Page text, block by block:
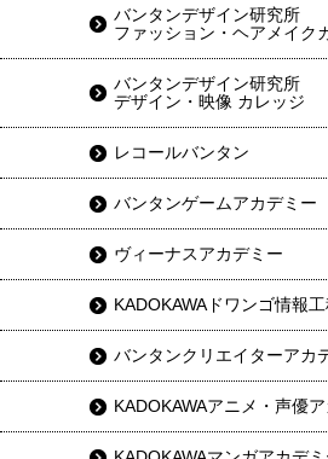
バンタンデザイン研究所
ファッション・ヘアメイク
バンタンデザイン研究所
デザイン・映像 カレッジ
レコールバンタン
バンタンゲームアカデミー
ヴィーナスアカデミー
KADOKAWAドワンゴ情報
バンタンクリエイターアカ
KADOKAWAアニメ・声優